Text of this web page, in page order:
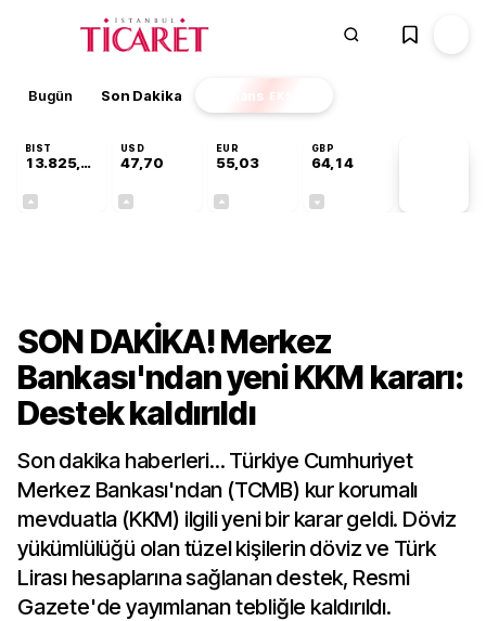
Bugün Son Dakika Finans EKSTRA
BIST
13.825,88
USD
47,70
EUR
55,03
GBP
64,14
SON DAKİKA! Merkez
Bankası'ndan yeni KKM kararı:
Destek kaldırıldı
Son dakika haberleri... Türkiye Cumhuriyet
Merkez Bankası'ndan (TCMB) kur korumalı
mevduatla (KKM) ilgili yeni bir karar geldi. Döviz
yükümlülüğü olan tüzel kişilerin döviz ve Türk
Lirası hesaplarına sağlanan destek, Resmi
Gazete'de yayımlanan tebliğle kaldırıldı.